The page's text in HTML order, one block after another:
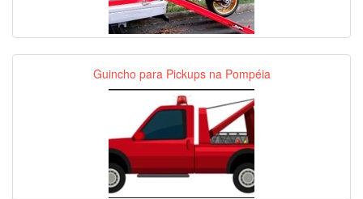
Guincho para Pickups na Pompéia